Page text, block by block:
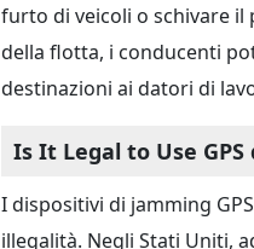
furto di veicoli o schivare il
della flotta, i conducenti
destinazioni ai datori di
Is It Legal to Use
I dispositivi di jamming
illegalità. Negli Stati Uniti,